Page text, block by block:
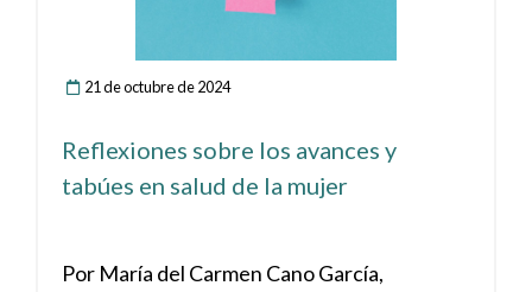
y con gran interés por el contenido. El taller
accidentes en el hogar, afectando
21 de octubre de 2024
Reflexiones sobre los avances y
tabúes en salud de la mujer
Por María del Carmen Cano García,